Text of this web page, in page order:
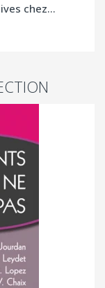
chez...